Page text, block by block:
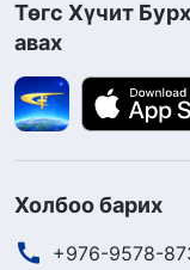
Төгс Хүчит
авах
Холбоо барих
+976-9578-